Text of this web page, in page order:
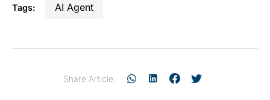
Tags: AI Agent
Share Article: